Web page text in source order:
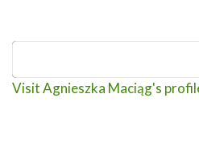
Visit Agnieszka Maciąg's